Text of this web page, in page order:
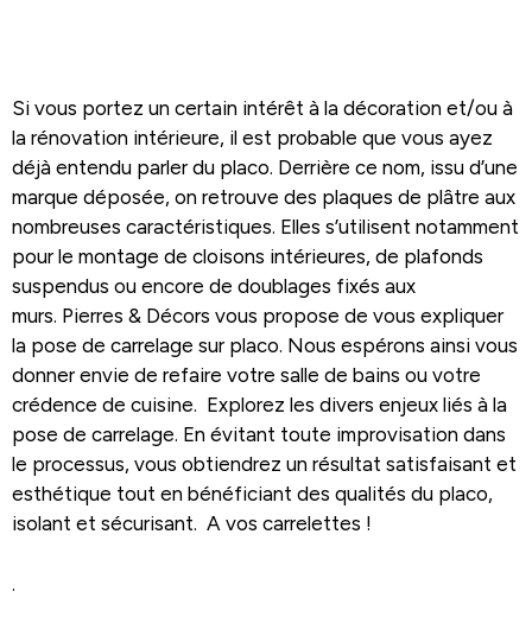
Si vous portez un certain intérêt à la décoration et/ou à
la rénovation intérieure, il est probable que vous ayez
déjà entendu parler du placo. Derrière ce nom, issu d’une
marque déposée, on retrouve des plaques de plâtre aux
nombreuses caractéristiques. Elles s’utilisent notamment
pour le montage de cloisons intérieures, de plafonds
suspendus ou encore de doublages fixés aux
murs. Pierres & Décors vous propose de vous expliquer
la pose de carrelage sur placo. Nous espérons ainsi vous
donner envie de refaire votre salle de bains ou votre
crédence de cuisine. Explorez les divers enjeux liés à la
pose de carrelage. En évitant toute improvisation dans
le processus, vous obtiendrez un résultat satisfaisant et
esthétique tout en bénéficiant des qualités du placo,
isolant et sécurisant. A vos carrelettes !
.